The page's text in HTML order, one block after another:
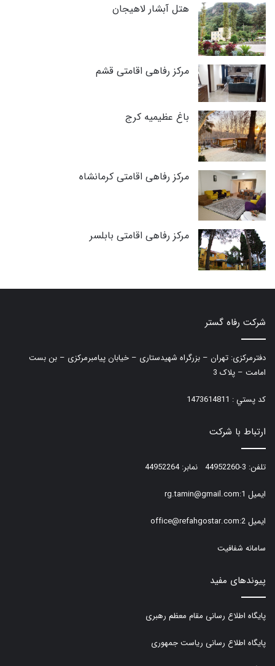
هتل آبشار لاهیجان
مرکز رفاهی اقامتی قشم
باغ عظیمیه کرج
مرکز رفاهی اقامتی کرمانشاه
مرکز رفاهی اقامتی بابلسر
شرکت رفاه گستر
دفترمرکزی: تهران – بزرگراه شهیدستاری – خیابان پیامبرمرکزی – بن بست
امامت – پلاک 3
كد پستي : 1473614811
ارتباط با شرکت
تلفن: 3-44952260 نمابر: 44952264
ایمیل 1:rg.tamin@gmail.com
ایمیل 2:office@refahgostar.com
سامانه شفافیت
پیوندهای مفید
پایگاه اطلاع رسانی مقام معظم رهبری
پایگاه اطلاع رسانی ریاست جمهوری